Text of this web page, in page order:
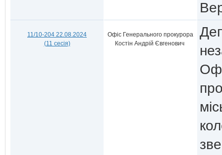
11/10-204 22.08.2024
(11 сесія)
Офіс Генерального прокурора
Костін Андрій Євгенович